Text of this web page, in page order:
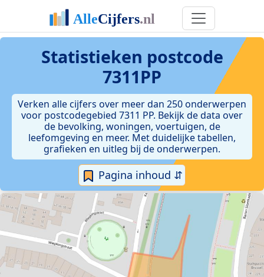
Statistieken postcode
7311PP
Verken alle cijfers over meer dan 250 onderwerpen
voor postcodegebied 7311 PP. Bekijk de data over
de bevolking, woningen, voertuigen, de
leefomgeving en meer. Met duidelijke tabellen,
grafieken en uitleg bij de onderwerpen.
Pagina inhoud ⇵